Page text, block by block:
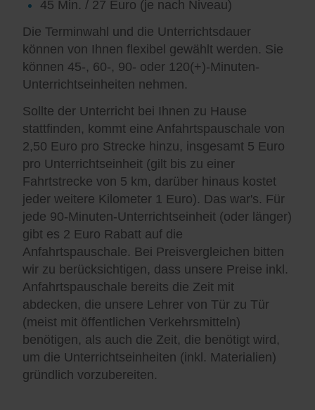
45 Min. / 27 Euro (je nach Niveau)
Die Terminwahl und die Unterrichtsdauer
können von Ihnen flexibel gewählt werden. Sie
können 45-, 60-, 90- oder 120(+)-Minuten-
Unterrichtseinheiten nehmen.
Sollte der Unterricht bei Ihnen zu Hause
stattfinden, kommt eine Anfahrtspauschale von
2,50 Euro pro Strecke hinzu, insgesamt 5 Euro
pro Unterrichtseinheit (gilt bis zu einer
Fahrtstrecke von 5 km, darüber hinaus kostet
jeder weitere Kilometer 1 Euro). Das war's. Für
jede 90-Minuten-Unterrichtseinheit (oder länger)
gibt es 2 Euro Rabatt auf die
Anfahrtspauschale. Bei Preisvergleichen bitten
wir zu berücksichtigen, dass unsere Preise inkl.
Anfahrtspauschale bereits die Zeit mit
abdecken, die unsere Lehrer von Tür zu Tür
(meist mit öffentlichen Verkehrsmitteln)
benötigen, als auch die Zeit, die benötigt wird,
um die Unterrichtseinheiten (inkl. Materialien)
gründlich vorzubereiten.